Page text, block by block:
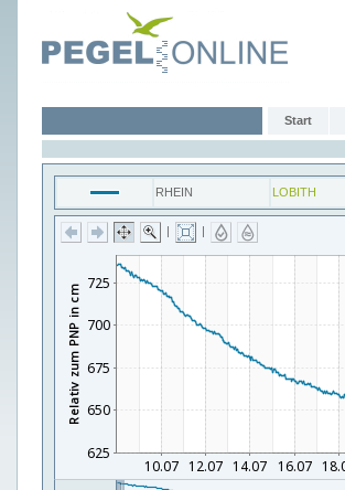
Start
RHEIN LOBITH
| |